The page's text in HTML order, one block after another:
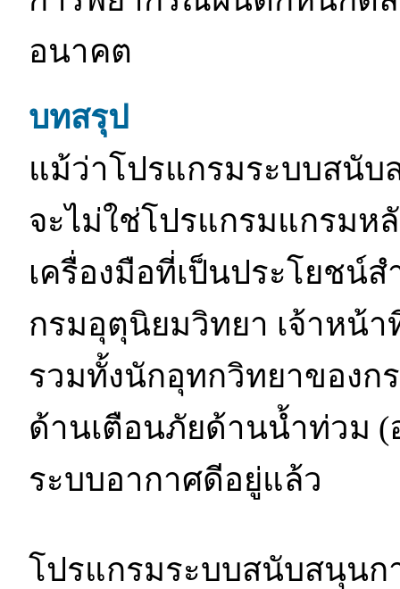
อนาคต
บทสรุป
แม้ว่าโปรแกรมระบบสนั
จะไม่ใช่โปรแกรมแกรมห
เครื่องมือที่เป็นประโยชน์
กรมอุตุนิยมวิทยา เจ้าหน้
รวมทั้งนักอุทกวิทยาของก
ด้านเตือนภัยด้านน้ำท่วม (
ระบบอากาศดีอยู่แล้ว
โปรแกรมระบบสนับสนุนก